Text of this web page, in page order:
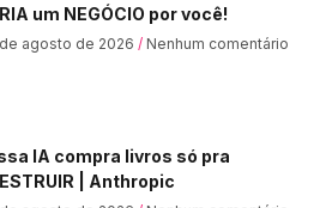
um NEGÓCIO por você!
agosto de 2026 Nenhum comentário
IA compra livros só pra
| Anthropic